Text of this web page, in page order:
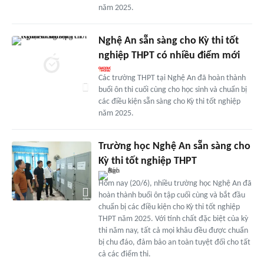
năm 2025.
Nghệ An sẵn sàng cho Kỳ thi tốt
nghiệp THPT có nhiều điểm mới
Các trường THPT tại Nghệ An đã hoàn thành
buổi ôn thi cuối cùng cho học sinh và chuẩn bị
các điều kiện sẵn sàng cho Kỳ thi tốt nghiệp
năm 2025.
Trường học Nghệ An sẵn sàng cho
Kỳ thi tốt nghiệp THPT
Hôm nay (20/6), nhiều trường học Nghệ An đã
hoàn thành buổi ôn tập cuối cùng và bắt đầu
chuẩn bị các điều kiện cho Kỳ thi tốt nghiệp
THPT năm 2025. Với tính chất đặc biệt của kỳ
thi năm nay, tất cả mọi khâu đều được chuẩn
bị chu đáo, đảm bảo an toàn tuyệt đối cho tất
cả các điểm thi.